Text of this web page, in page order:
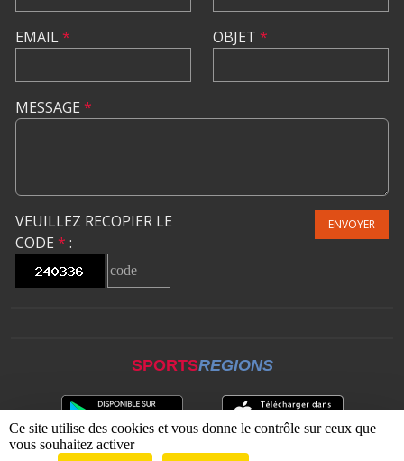
EMAIL* OBJET *
MESSAGE *
VEUILLEZ RECOPIER LE
CODE * :
ENVOYER
SPORTSREGIONS
Ce site utilise des cookies et vous donne le contrôle sur ceux que
vous souhaitez activer